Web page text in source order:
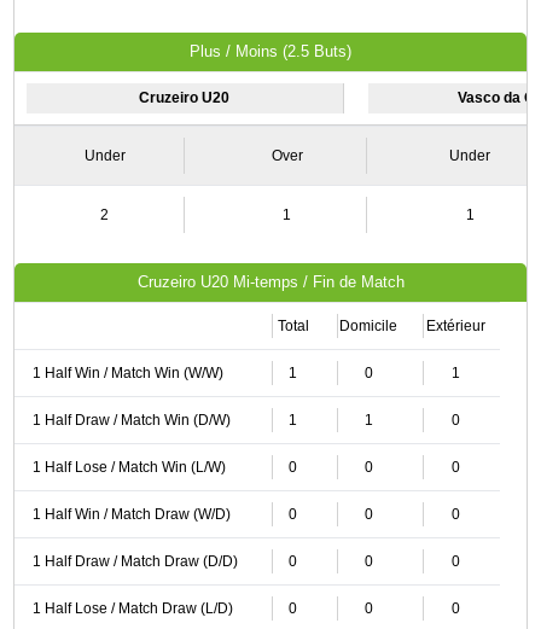
Plus / Moins (2.5 Buts)
Cruzeiro U20 Vasco da
Under Over Under
2 1 1
Cruzeiro U20 Mi-temps / Fin de Match
Total Domicile Extérieur
1 Half Win / Match Win (W/W) 1 0 1
1 Half Draw / Match Win (D/W) 1 1 0
1 Half Lose / Match Win (L/W) 0 0 0
1 Half Win / Match Draw (W/D) 0 0 0
1 Half Draw / Match Draw (D/D) 0 0 0
1 Half Lose / Match Draw (L/D) 0 0 0